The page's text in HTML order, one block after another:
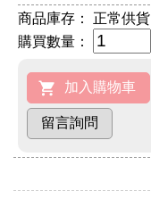
商品庫存：
正常供貨
購買數量：